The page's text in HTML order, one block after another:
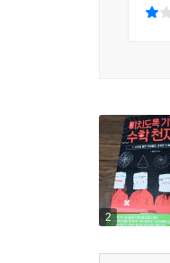
어떨까?
계산에서
2